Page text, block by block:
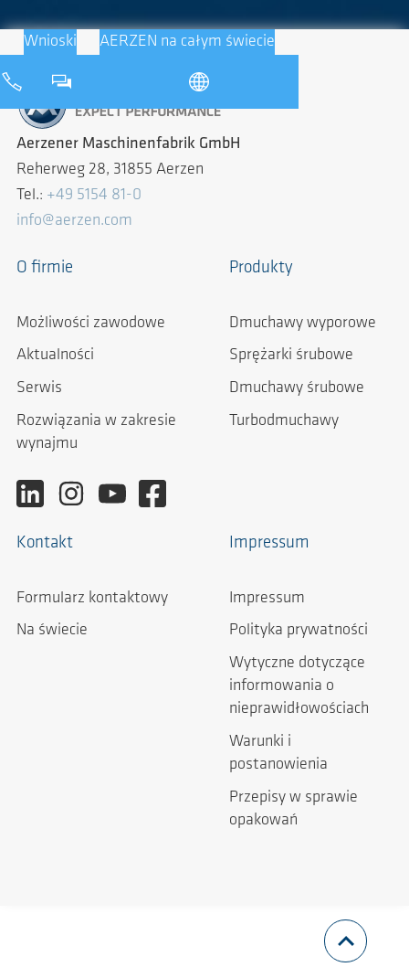
Wnioski AERZEN na całym świecie
Aerzener Maschinenfabrik GmbH
Reherweg 28, 31855 Aerzen
Tel.: +49 5154 81-0
info@aerzen.com
O firmie
Możliwości zawodowe
Aktualności
Serwis
Rozwiązania w zakresie
wynajmu
Produkty
Dmuchawy wyporowe
Sprężarki śrubowe
Dmuchawy śrubowe
Turbodmuchawy
Kontakt
Formularz kontaktowy
Na świecie
Impressum
Impressum
Polityka prywatności
Wytyczne dotyczące
informowania o
nieprawidłowościach
Warunki i
postanowienia
Przepisy w sprawie
opakowań